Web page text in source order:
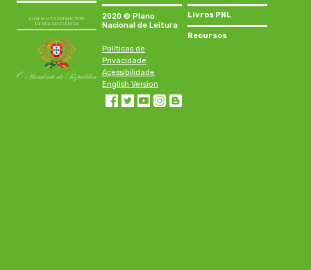
2020 © Plano
Nacional de Leitura
Políticas de
Privacidade
Acessibilidade
English Version
Livros PNL
Recursos